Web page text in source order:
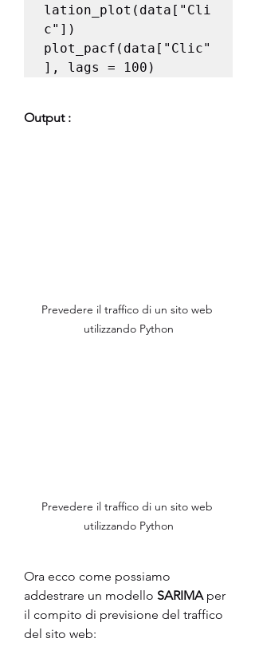
lation_plot(data["Cli
c"])
plot_pacf(data["Clic"
], lags = 100)
Output :
Prevedere il traffico di un sito web
utilizzando Python
Prevedere il traffico di un sito web
utilizzando Python
Ora ecco come possiamo
addestrare un modello SARIMA per
il compito di previsione del traffico
del sito web: